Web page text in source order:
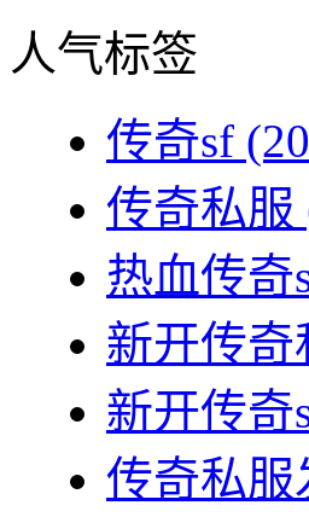
人气标签
传奇sf
传奇私服
热血传奇
新开传奇
新开传奇
传奇私服